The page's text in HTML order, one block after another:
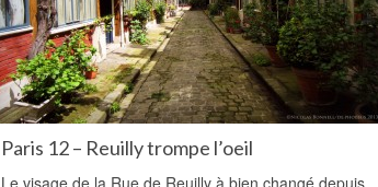
Paris 12 – Reuilly trompe l’oeil
Le visage de la Rue de Reuilly à bien changé depuis